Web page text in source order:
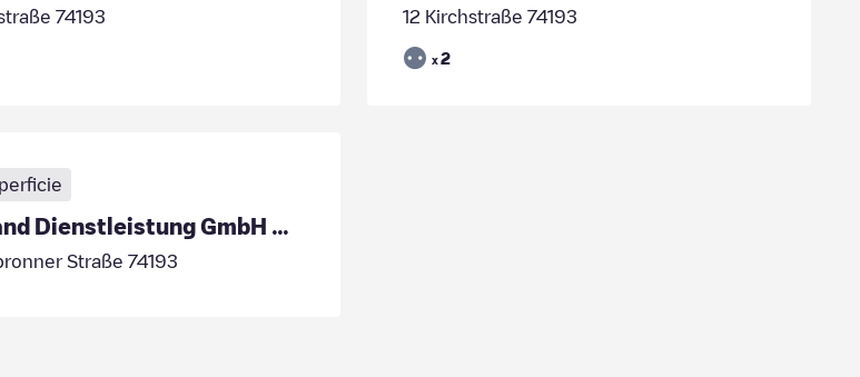
74193 12 Kirchstraße 74193
x 2
Kaufland Dienstleistung GmbH & Co. KG/23f50707-5e43-4126-b073-eeef048fb288
Straße 74193